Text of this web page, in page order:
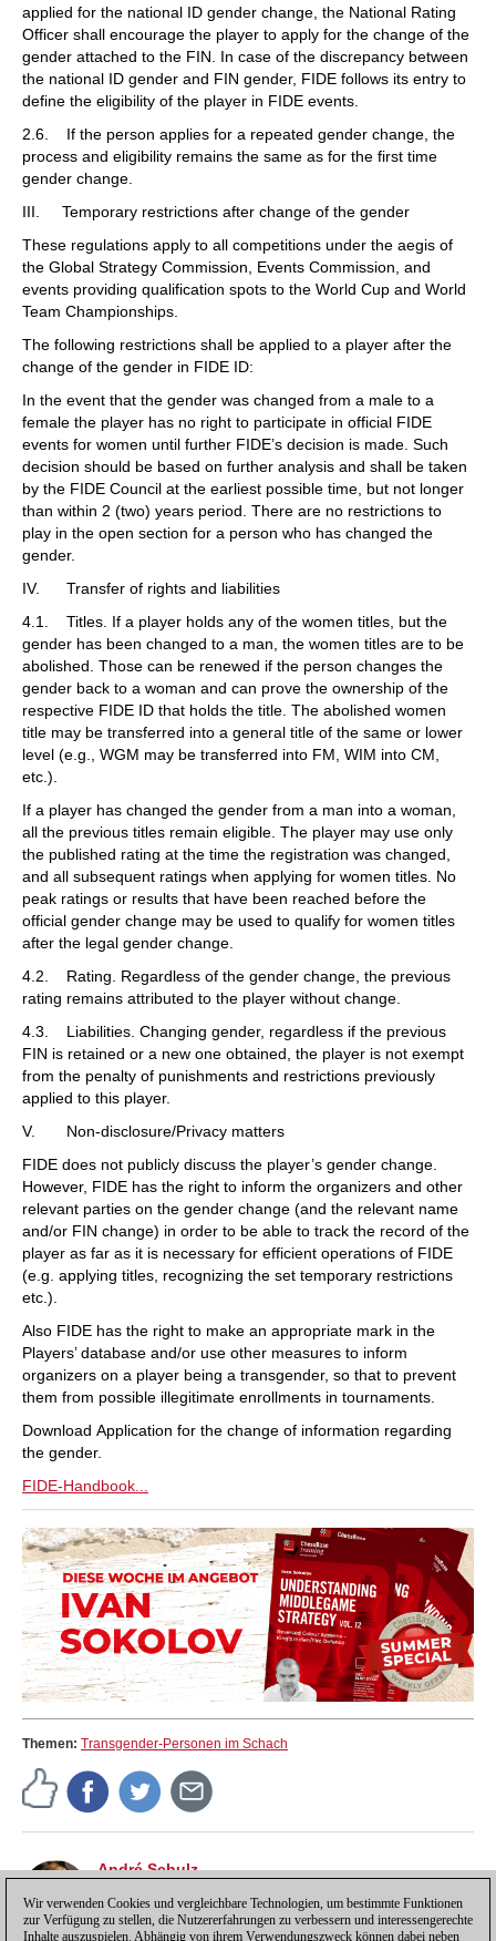
applied for the national ID gender change, the National Rating
Officer shall encourage the player to apply for the change of the
gender attached to the FIN. In case of the discrepancy between
the national ID gender and FIN gender, FIDE follows its entry to
define the eligibility of the player in FIDE events.
2.6. If the person applies for a repeated gender change, the
process and eligibility remains the same as for the first time
gender change.
III. Temporary restrictions after change of the gender
These regulations apply to all competitions under the aegis of
the Global Strategy Commission, Events Commission, and
events providing qualification spots to the World Cup and World
Team Championships.
The following restrictions shall be applied to a player after the
change of the gender in FIDE ID:
In the event that the gender was changed from a male to a
female the player has no right to participate in official FIDE
events for women until further FIDE’s decision is made. Such
decision should be based on further analysis and shall be taken
by the FIDE Council at the earliest possible time, but not longer
than within 2 (two) years period. There are no restrictions to
play in the open section for a person who has changed the
gender.
IV. Transfer of rights and liabilities
4.1. Titles. If a player holds any of the women titles, but the
gender has been changed to a man, the women titles are to be
abolished. Those can be renewed if the person changes the
gender back to a woman and can prove the ownership of the
respective FIDE ID that holds the title. The abolished women
title may be transferred into a general title of the same or lower
level (e.g., WGM may be transferred into FM, WIM into CM,
etc.).
If a player has changed the gender from a man into a woman,
all the previous titles remain eligible. The player may use only
the published rating at the time the registration was changed,
and all subsequent ratings when applying for women titles. No
peak ratings or results that have been reached before the
official gender change may be used to qualify for women titles
after the legal gender change.
4.2. Rating. Regardless of the gender change, the previous
rating remains attributed to the player without change.
4.3. Liabilities. Changing gender, regardless if the previous
FIN is retained or a new one obtained, the player is not exempt
from the penalty of punishments and restrictions previously
applied to this player.
V. Non-disclosure/Privacy matters
FIDE does not publicly discuss the player’s gender change.
However, FIDE has the right to inform the organizers and other
relevant parties on the gender change (and the relevant name
and/or FIN change) in order to be able to track the record of the
player as far as it is necessary for efficient operations of FIDE
(e.g. applying titles, recognizing the set temporary restrictions
etc.).
Also FIDE has the right to make an appropriate mark in the
Players’ database and/or use other measures to inform
organizers on a player being a transgender, so that to prevent
them from possible illegitimate enrollments in tournaments.
Download Application for the change of information regarding
the gender.
FIDE-Handbook...
Themen: Transgender-Personen im Schach
André Schulz
der Redakteur der deutschsprachigen ChessBase
Schachnachrichten-Seite.
Wir verwenden Cookies und vergleichbare Technologien, um bestimmte Funktionen
zur Verfügung zu stellen, die Nutzererfahrungen zu verbessern und interessengerechte
Inhalte auszuspielen. Abhängig von ihrem Verwendungszweck können dabei neben